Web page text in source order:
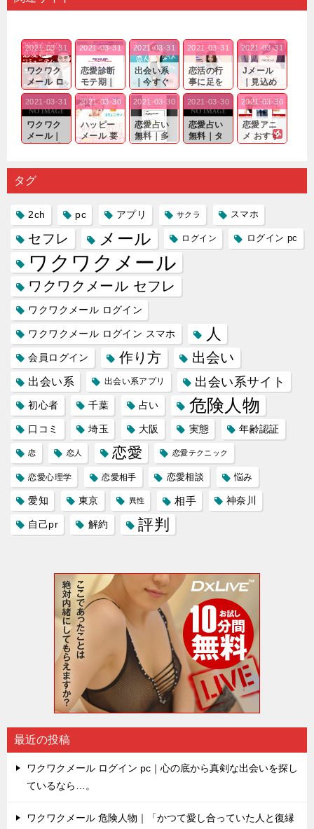
ワクワク
メール ロ
グイン pc
｜心の底
から真
剣...
2021-03-31
恋愛診断
モテ期｜
老若男女
問わ
ず…。
2021-03-31
出会い系
｜今すぐ
仲良くな
れる相手
探しをし
たいと...
2021-03-31
恋活の行
事に足を
運んでも
出会いの
チャンス
が訪れ...
2021-03-31
Jメール
｜見込め
る効果が
確実なも
のであっ
ても…...
2021-03-31
ワクワク
メール｜
り会った
人に軽...
2021-03-31
ハッピー
メール 要
するので
2021-03-30
恋愛占い
無料｜多
プリの内
2021-03-30
恋愛占い
無料｜タ
る人に恋
2021-03-30
恋愛アニ
メ おすす
雑で素人
2021-03-30
タグ
2ch pc アプリ サクラ スマホ
セフレ メール ログイン ログイン pc
ワクワクメール
ワクワクメール セフレ
ワクワクメール ログイン
ワクワクメール ログイン スマホ 人
会員ログイン 作り方 出会い
出会い系 出会い系アプリ 出会い系サイト
初心者 千葉 占い 危険人物
口コミ 埼玉 大阪 実態 年齢認証
恋 恋人 恋愛 恋愛テクニック
恋愛心理学 恋愛相手 恋愛相談 悩み
愛知 東京 異性 相手 神奈川
自己pr 解約 評判
最近の投稿
ワクワクメール ログイン pc｜心の底から真剣な出会いを探し
ているなら…。
ワクワクメール 危険人物｜「かつて愛し合っていた人と復縁